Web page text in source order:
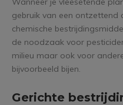
gebruik van een
chemische
de noodzaak voor
milieu maar ook voor
bijvoorbeeld bijen.
Gerichte